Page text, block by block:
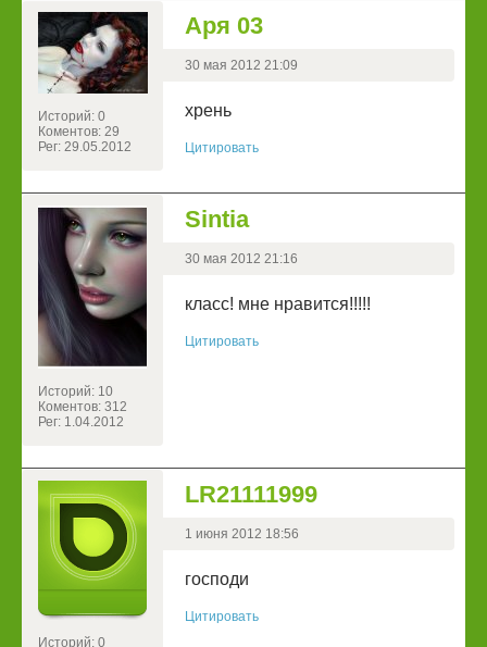
Историй: 0
Коментов: 29
Рег: 29.05.2012
Аря 03
30 мая 2012 21:09
хрень
Цитировать
Историй: 10
Коментов: 312
Рег: 1.04.2012
Sintia
30 мая 2012 21:16
класс! мне нравится!!!!!
Цитировать
Историй: 0
LR21111999
1 июня 2012 18:56
господи
Цитировать